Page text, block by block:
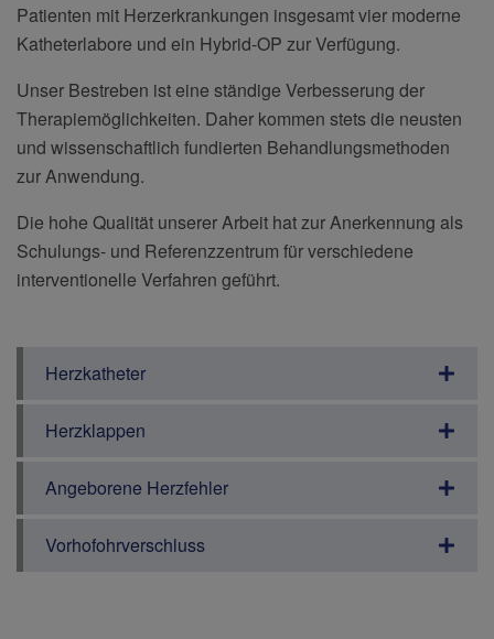
Patienten mit Herzerkrankungen insgesamt vier moderne
Katheterlabore und ein Hybrid-OP zur Verfügung.
Unser Bestreben ist eine ständige Verbesserung der
Therapiemöglichkeiten. Daher kommen stets die neusten
und wissenschaftlich fundierten Behandlungsmethoden
zur Anwendung.
Die hohe Qualität unserer Arbeit hat zur Anerkennung als
Schulungs- und Referenzzentrum für verschiedene
interventionelle Verfahren geführt.
Herzkatheter
Herzklappen
Angeborene Herzfehler
Vorhofohrverschluss